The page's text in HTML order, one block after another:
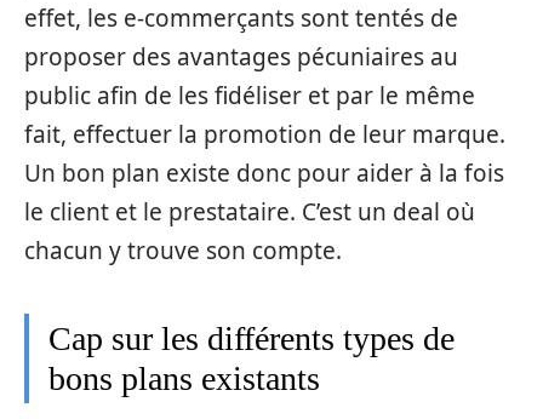
effet, les e-commerçants sont tentés de
proposer des avantages pécuniaires au
public afin de les fidéliser et par le même
fait, effectuer la promotion de leur marque.
Un bon plan existe donc pour aider à la fois
le client et le prestataire. C’est un deal où
chacun y trouve son compte.
Cap sur les différents types de
bons plans existants